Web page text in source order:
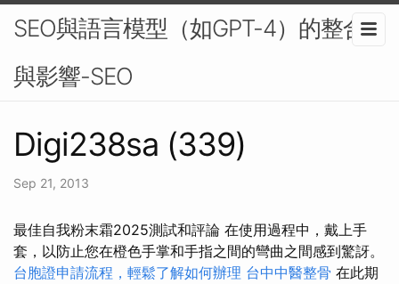
SEO與語言模型（如GPT-4）的整合
與影響-SEO
Digi238sa (339)
Sep 21, 2013
最佳自我粉末霜2025測試和評論 在使用過程中，戴上手
套，以防止您在橙色手掌和手指之間的彎曲之間感到驚訝。
台胞證申請流程，輕鬆了解如何辦理 台中中醫整骨 在此期